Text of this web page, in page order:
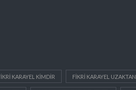
KARAYEL KIMDIR FIKRI KARAYEL UZAKTAN